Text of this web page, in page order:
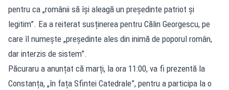
pentru ca „românii să își aleagă un președinte patriot și
legitim”. Ea a reiterat susținerea pentru Călin Georgescu, pe
care îl numește „președinte ales din inimă de poporul român,
dar interzis de sistem”.
Păcuraru a anunțat că marți, la ora 11:00, va fi prezentă la
Constanța, „în fața Sfintei Catedrale”, pentru a participa la o